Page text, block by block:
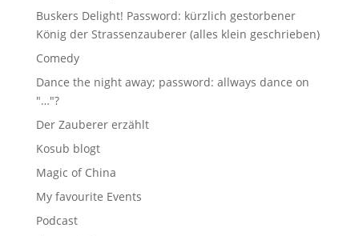
Buskers Delight! Password: kürzlich gestorbener
König der Strassenzauberer (alles klein geschrieben)
Comedy
Dance the night away; password: allways dance on
"…"?
Der Zauberer erzählt
Kosub blogt
Magic of China
My favourite Events
Podcast